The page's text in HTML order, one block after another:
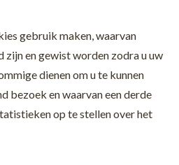
gebruik maken, waarvan
zijn en gewist worden zodra u uw
dienen om u te kunnen
bezoek en waarvan een derde
op te stellen over het